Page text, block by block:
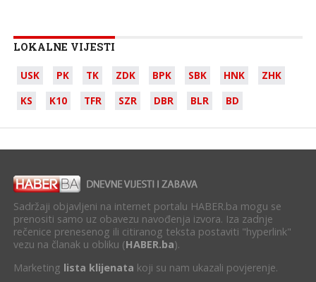
LOKALNE VIJESTI
USK PK TK ZDK BPK SBK HNK
ZHK
KS
K10 TFR SZR DBR BLR BD
Sadržaji objavljeni na internet portalu HABER.ba mogu se
prenositi samo uz obavezu navođenja izvora. Iza zadnje
rečenice prenesenog ili citiranog teksta postaviti "hyperlink"
vezu na članak u obliku (HABER.ba).
Marketing lista klijenata koji su nam ukazali povjerenje.